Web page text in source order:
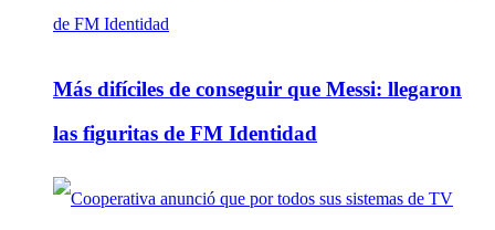
Más difíciles de conseguir que Messi: llegaron
las figuritas de FM Identidad